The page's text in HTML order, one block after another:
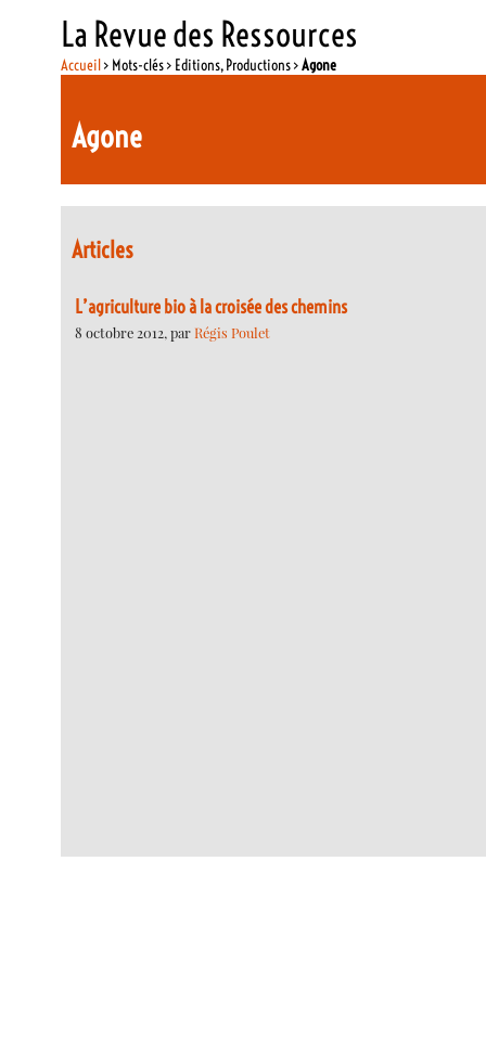
La Revue des Ressources
Accueil> Mots-clés > Editions, Productions >Agone
Agone
Articles
L’agriculture bio à la croisée des chemins
8 octobre 2012, parRégis Poulet